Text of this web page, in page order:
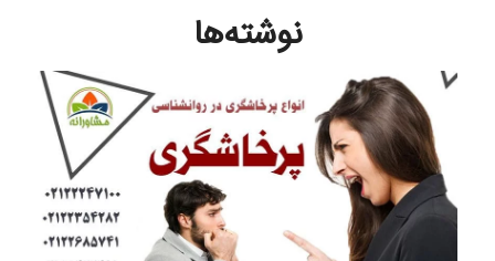
نوشته‌ها